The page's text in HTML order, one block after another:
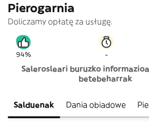
Pierogarnia
Doliczamy opłatę za usługę.
94% -
Salerosleari buruzko
betebeharrak
Salduenak Dania obiadowe